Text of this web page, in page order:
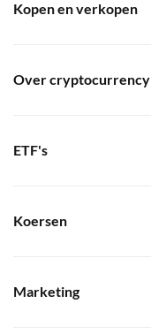
Kopen en verkopen
Over cryptocurrency
ETF's
Koersen
Marketing